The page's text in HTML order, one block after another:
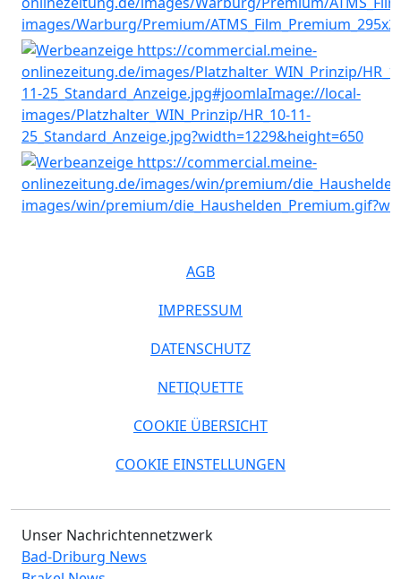
AGB
IMPRESSUM
DATENSCHUTZ
NETIQUETTE
COOKIE ÜBERSICHT
COOKIE EINSTELLUNGEN
Unser Nachrichtennetzwerk
Bad-Driburg News